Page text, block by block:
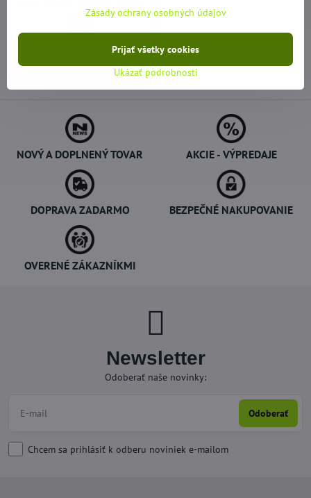
10 dní
22 €
NOVÝ A DOPLNENÝ TOVAR AKCIE - VÝPREDAJE
DOPRAVA ZADARMO BEZPEČNÉ NAKUPOVANIE
OVERENÉ ZÁKAZNÍKMI
Newsletter
Odoberať naše novinky:
Odoberať
Chcem sa prihlásiť k odberu noviniek e-mailom
Zásady ochrany osobných údajov
Ukázať podrobnosti
Prijať všetky cookies